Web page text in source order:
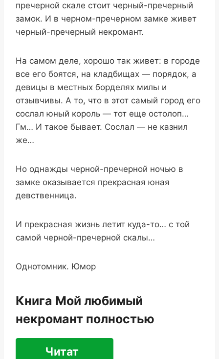
пречерной скале стоит черный-пречерный
замок. И в черном-пречерном замке живет
черный-пречерный некромант.
На самом деле, хорошо так живет: в городе
все его боятся, на кладбищах — порядок, а
девицы в местных борделях милы и
отзывчивы. А то, что в этот самый город его
сослал юный король — тот еще остолоп…
Гм… И такое бывает. Сослал — не казнил
же…
Но однажды черной-пречерной ночью в
замке оказывается прекрасная юная
девственница.
И прекрасная жизнь летит куда-то… с той
самой черной-пречерной скалы…
Однотомник. Юмор
Книга Мой любимый
некромант полностью
Читат